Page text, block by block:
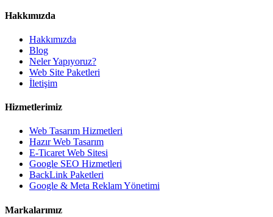
Hakkımızda
Hakkımızda
Blog
Neler Yapıyoruz?
Web Site Paketleri
İletişim
Hizmetlerimiz
Web Tasarım Hizmetleri
Hazır Web Tasarım
E-Ticaret Web Sitesi
Google SEO Hizmetleri
BackLink Paketleri
Google & Meta Reklam Yönetimi
Markalarımız